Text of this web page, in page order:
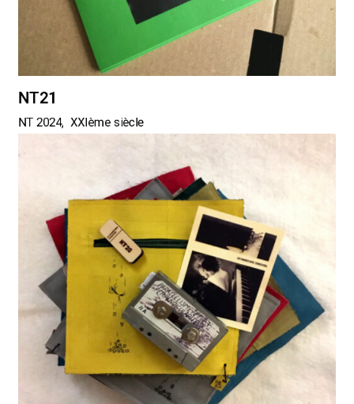
NT21
NT 2024 XXIème siècle